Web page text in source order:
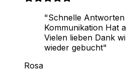
"Schnelle Antworten
Kommunikation Hat
Vielen lieben Dank
wieder gebucht"
Rosa